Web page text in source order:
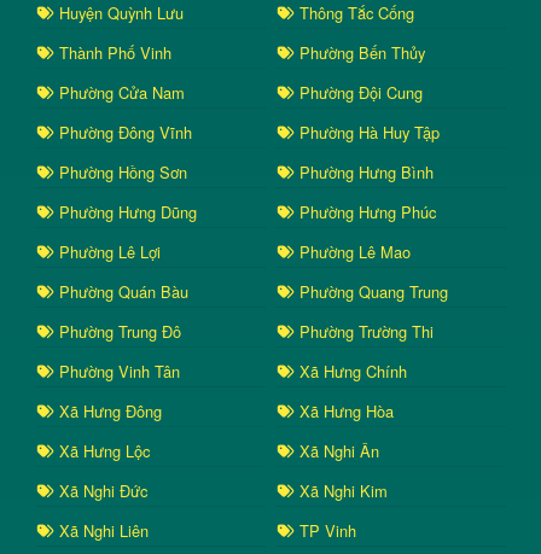
Huyện Quỳnh Lưu
Thông Tắc Cống
Thành Phố Vinh
Phường Bến Thủy
Phường Cửa Nam
Phường Đội Cung
Phường Đông Vĩnh
Phường Hà Huy Tập
Phường Hồng Sơn
Phường Hưng Bình
Phường Hưng Dũng
Phường Hưng Phúc
Phường Lê Lợi
Phường Lê Mao
Phường Quán Bàu
Phường Quang Trung
Phường Trung Đô
Phường Trường Thi
Phường Vinh Tân
Xã Hưng Chính
Xã Hưng Đông
Xã Hưng Hòa
Xã Hưng Lộc
Xã Nghi Ân
Xã Nghi Đức
Xã Nghi Kim
Xã Nghi Liên
TP Vinh